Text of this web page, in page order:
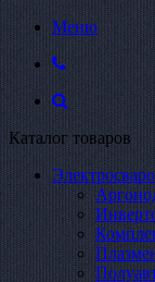
Меню
Каталог товаров